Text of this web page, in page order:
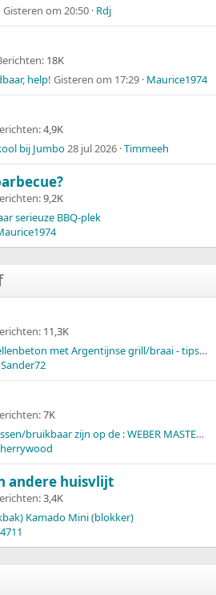
Gisteren om 20:50 Rdj
18K
help! Gisteren om 17:29 Maurice1974
4,9K
bij Jumbo28 jul 2026 Timmeeh
9,2K
serieuze BBQ-plek
11,3K
Buitenkeuken van cellenbeton met Argentijnse grill/braai - tips welkom!
Sander72
7K
Fan controller die passen/bruikbaar zijn op de : WEBER MASTER-TOUCH GBS E-5750 BLACK Ø 57 CM
andere huisvlijt
3,4K
Kamado Mini (blokker)